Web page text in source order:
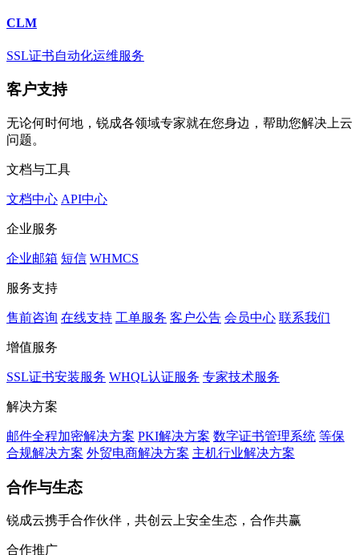
CLM
SSL证书自动化运维服务
客户支持
无论何时何地，锐成各领域专家就在您身边，帮助您解决上云
问题。
文档与工具
文档中心 API中心
企业服务
企业邮箱 短信 WHMCS
服务支持
售前咨询 在线支持 工单服务 客户公告 会员中心 联系我们
增值服务
SSL证书安装服务 WHQL认证服务 专家技术服务
解决方案
邮件全程加密解决方案 PKI解决方案 数字证书管理系统 等保
合规解决方案 外贸电商解决方案 主机行业解决方案
合作与生态
锐成云携手合作伙伴，共创云上安全生态，合作共赢
合作推广